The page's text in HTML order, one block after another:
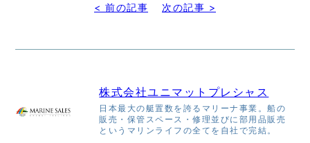
< 前の記事 次の記事 >
株式会社ユニマットプレシャス
日本最大の艇置数を誇るマリーナ事業。船の
販売・保管スペース・修理並びに部用品販売
というマリンライフの全てを自社で完結。